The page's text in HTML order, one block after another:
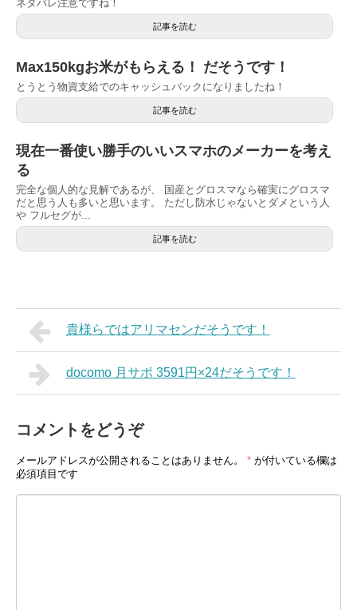
ネタバレ注意ですね！
記事を読む
Max150kgお米がもらえる！ だそうです！
とうとう物資支給でのキャッシュバックになりましたね！
記事を読む
現在一番使い勝手のいいスマホのメーカーを考え
る
完全な個人的な見解であるが、 国産とグロスマなら確実にグロスマ
だと思う人も多いと思います。 ただし防水じゃないとダメという人
や フルセグが...
記事を読む
貴様らではアリマセンだそうです！
docomo 月サポ 3591円×24だそうです！
コメントをどうぞ
メールアドレスが公開されることはありません。 * が付いている欄は
必須項目です